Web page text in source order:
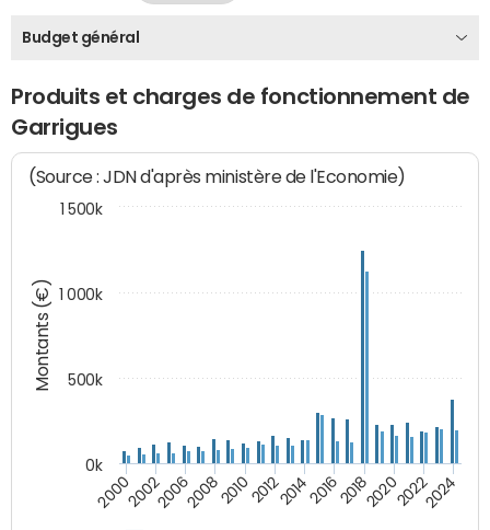
Budget général
Produits et charges de fonctionnement de
Garrigues
Montants (€)
(Source : JDN d'après ministère de l'Economie)
200020022006200820102012201420162018202020222024
0k
500k
1 000k
1 500k